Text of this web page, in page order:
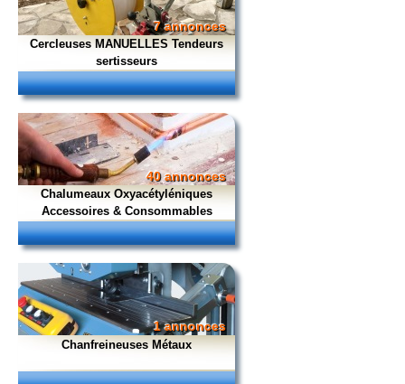
7 annonces
Cercleuses MANUELLES Tendeurs
sertisseurs
40 annonces
Chalumeaux Oxyacétyléniques
Accessoires & Consommables
1 annonces
Chanfreineuses Métaux